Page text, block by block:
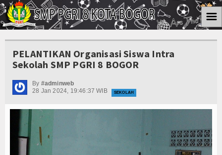
Home
Informasi
Kesiswaan
Ektra Kurikuler
Koleksi Video
☰
PELANTIKAN Organisasi Siswa Intra
Sekolah SMP PGRI 8 BOGOR
By #adminweb
28 Jan 2024, 19:46:37 WIB
SEKOLAH